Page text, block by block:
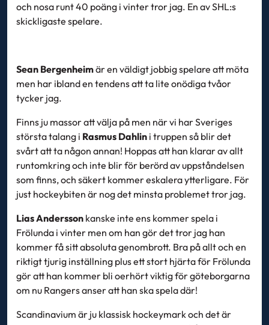
och nosa runt 40 poäng i vinter tror jag. En av SHL:s
skickligaste spelare.
Sean Bergenheimär en väldigt jobbig spelare att möta
men har ibland en tendens att ta lite onödiga tvåor
tycker jag.
Finns ju massor att välja på men när vi har Sveriges
största talang i Rasmus Dahlin i truppen så blir det
svårt att ta någon annan! Hoppas att han klarar av allt
runtomkring och inte blir för berörd av uppståndelsen
som finns, och säkert kommer eskalera ytterligare. För
just hockeybiten är nog det minsta problemet tror jag.
Lias Andersson kanske inte ens kommer spela i
Frölunda i vinter men om han gör det tror jag han
kommer få sitt absoluta genombrott. Bra på allt och en
riktigt tjurig inställning plus ett stort hjärta för Frölunda
gör att han kommer bli oerhört viktig för göteborgarna
om nu Rangers anser att han ska spela där!
Scandinavium är ju klassisk hockeymark och det är